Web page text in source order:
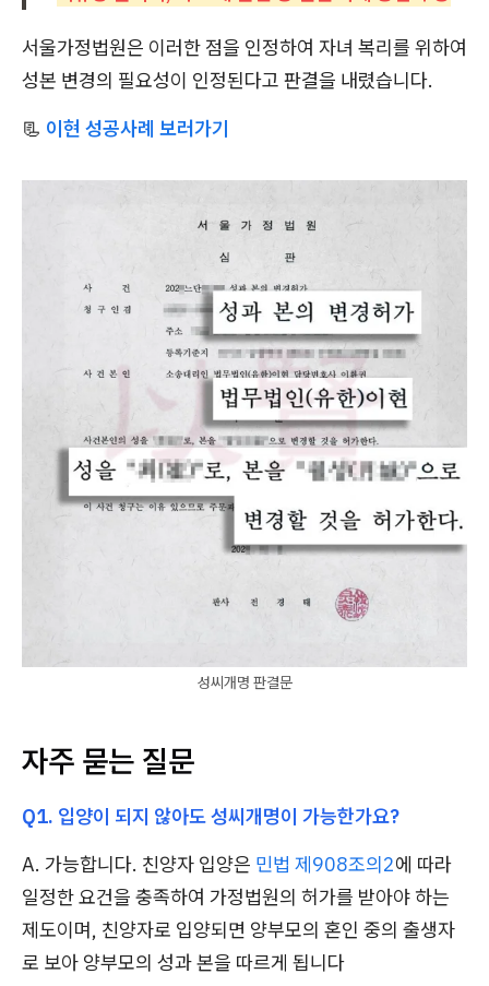
서울가정법원은 이러한 점을 인정하여 자녀 복리를 위하여
성본 변경의 필요성이 인정된다고 판결을 내렸습니다.
📃 이현 성공사례 보러가기
성씨개명 판결문
자주 묻는 질문
Q1. 입양이 되지 않아도 성씨개명이 가능한가요?
A. 가능합니다. 친양자 입양은 민법 제908조의2에 따라
일정한 요건을 충족하여 가정법원의 허가를 받아야 하는
제도이며, 친양자로 입양되면 양부모의 혼인 중의 출생자
로 보아 양부모의 성과 본을 따르게 됩니다